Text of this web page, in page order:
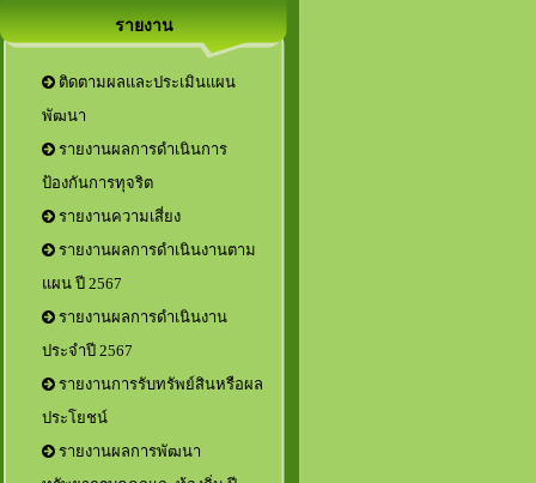
รายงาน
ติดตามผลและประเมินแผน
พัฒนา
รายงานผลการดำเนินการ
ป้องกันการทุจริต
รายงานความเสี่ยง
รายงานผลการดำเนินงานตาม
แผน ปี 2567
รายงานผลการดำเนินงาน
ประจำปี 2567
รายงานการรับทรัพย์สินหรือผล
ประโยชน์
รายงานผลการพัฒนา